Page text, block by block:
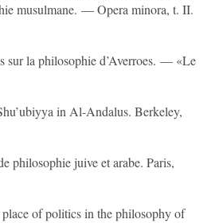
musulmane. — Opera minora, t. II.
sur la philosophie d’Averroes. — «Le
in Al-Andalus. Berkeley,
philosophie juive et arabe. Paris,
of politics in the philosophy of